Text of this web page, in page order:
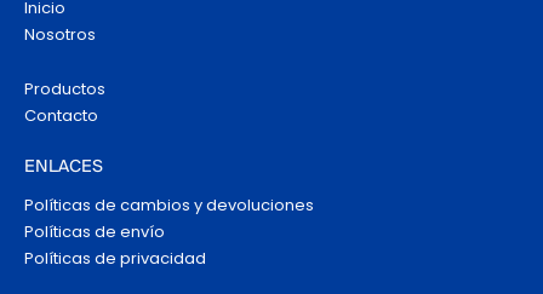
Inicio
Nosotros
Productos
Contacto
ENLACES
Políticas de cambios y devoluciones
Políticas de envío
Políticas de privacidad